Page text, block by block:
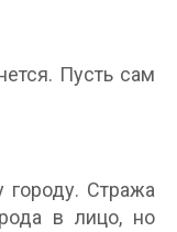
Пусть сам
Стража
в лицо, но